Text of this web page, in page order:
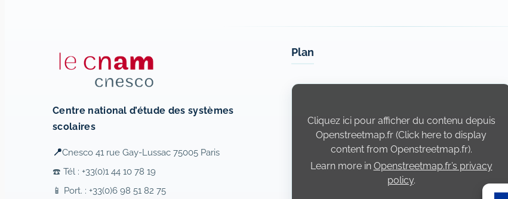
Centre national d’étude des systèmes
scolaires
📍Cnesco 41 rue Gay-Lussac 75005 Paris
☎️ Tél : +33(0)1 44 10 78 19
📱 Port. : +33(0)6 98 51 82 75
Plan
Display
Openstreetmap.fr
Cliquez ici pour afficher du contenu depuis
Openstreetmap.fr (Click here to display
content from Openstreetmap.fr).
Learn more in Openstreetmap.fr’s privacy
policy.